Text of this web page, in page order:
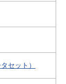
セット）